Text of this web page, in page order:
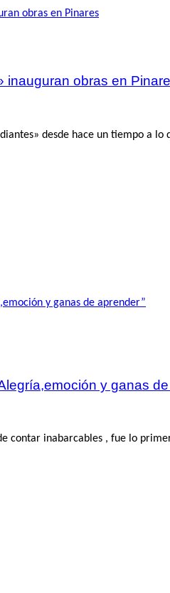
inauguran obras en
desde hace un tiempo a
y ganas
contar inabarcables , fue lo